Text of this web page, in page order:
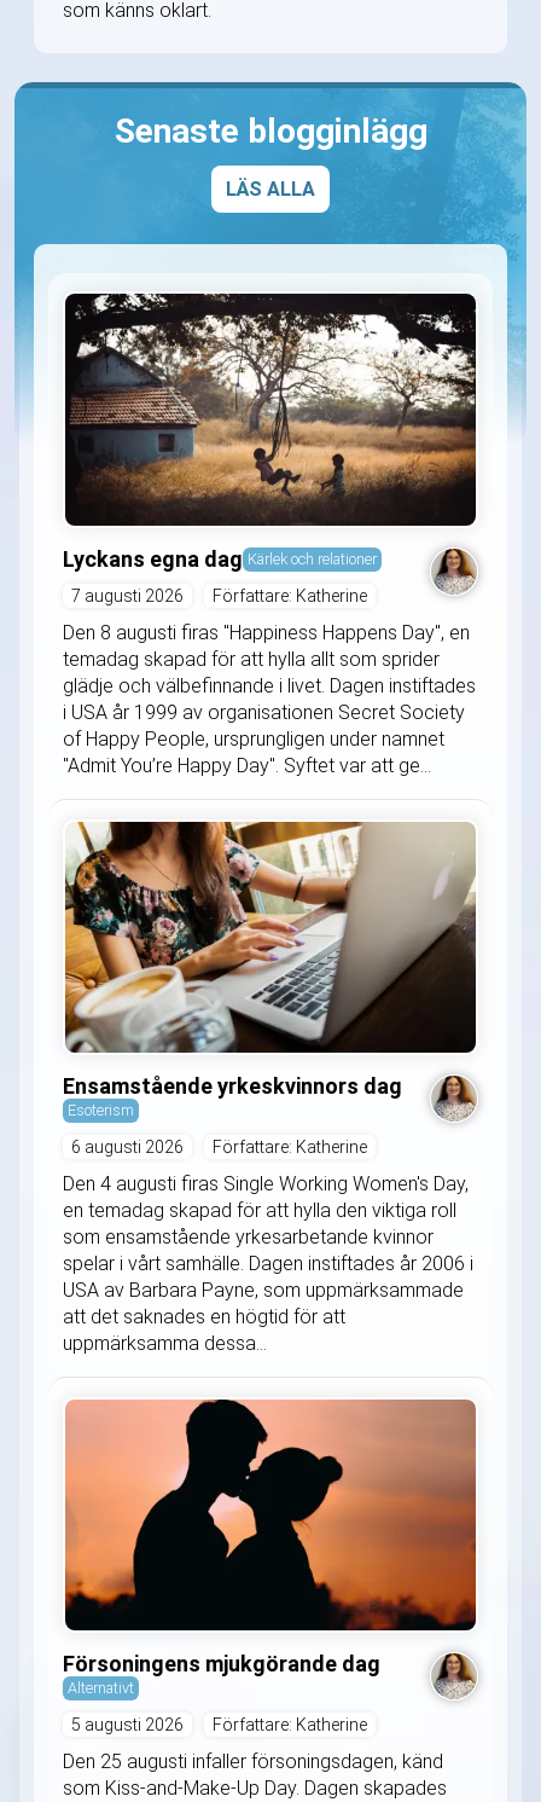
som känns oklart.
Senaste blogginlägg
LÄS ALLA
Lyckans egna dag Kärlek och relationer
7 augusti 2026 Författare: Katherine
Den 8 augusti firas "Happiness Happens Day", en
temadag skapad för att hylla allt som sprider
glädje och välbefinnande i livet. Dagen instiftades
i USA år 1999 av organisationen Secret Society
of Happy People, ursprungligen under namnet
"Admit You’re Happy Day". Syftet var att ge...
Ensamstående yrkeskvinnors dag
Esoterism
6 augusti 2026 Författare: Katherine
Den 4 augusti firas Single Working Women's Day,
en temadag skapad för att hylla den viktiga roll
som ensamstående yrkesarbetande kvinnor
spelar i vårt samhälle. Dagen instiftades år 2006 i
USA av Barbara Payne, som uppmärksammade
att det saknades en högtid för att
uppmärksamma dessa...
Försoningens mjukgörande dag
Alternativt
5 augusti 2026 Författare: Katherine
Den 25 augusti infaller försoningsdagen, känd
som Kiss-and-Make-Up Day. Dagen skapades